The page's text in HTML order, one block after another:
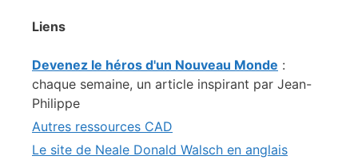
Liens
Devenez le héros d'un Nouveau Monde :
chaque semaine, un article inspirant par Jean-
Philippe
Autres ressources CAD
Le site de Neale Donald Walsch en anglais